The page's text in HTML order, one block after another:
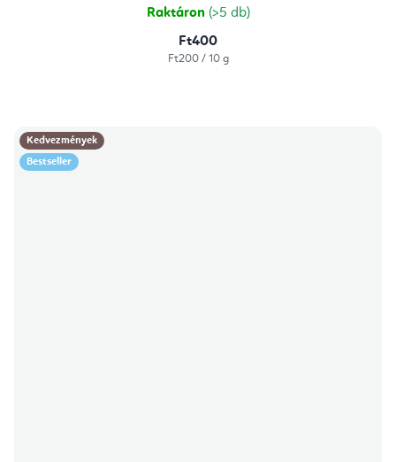
Raktáron (>5 db)
Ft400
Egységár:
Ft200 / 10 g
Kedvezmények
Bestseller